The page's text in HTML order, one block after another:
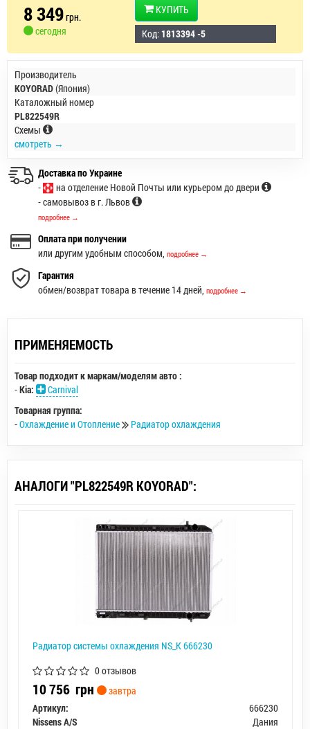
8 349грн.
сегодня
КУПИТЬ
Код: 1813394 -5
Производитель
KOYORAD(Япония)
Каталожный номер
PL822549R
Схемы
смотреть →
Доставка по Украине
-
на отделение Новой Почты или курьером до двери
- самовывоз в г. Львов
подробнее →
Оплата при получении
или другим удобным способом, подробнее →
Гарантия
обмен/возврат товара в течение 14 дней, подробнее →
ПРИМЕНЯЕМОСТЬ
Товар подходит к маркам/моделям авто :
-Kia:
Carnival
Товарная группа:
-Охлаждение и Отопление Радиатор охлаждения
АНАЛОГИ "PL822549R KOYORAD":
Радиатор системы охлаждения NS_K 666230
0 отзывов
10 756 грн
завтра
Артикул:
666230
Nissens A/S
Дания